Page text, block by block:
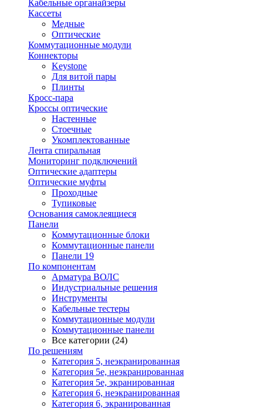
Кабельные органайзеры
Кассеты
Медные
Оптические
Коммутационные модули
Коннекторы
Keystone
Для витой пары
Плинты
Кросс-пара
Кроссы оптические
Настенные
Стоечные
Укомплектованные
Лента спиральная
Мониторинг подключений
Оптические адаптеры
Оптические муфты
Проходные
Тупиковые
Основания самоклеящиеся
Панели
Коммутационные блоки
Коммутационные панели
Панели 19
По компонентам
Арматура ВОЛС
Индустриальные решения
Инструменты
Кабельные тестеры
Коммутационные модули
Коммутационные панели
Все категории (24)
По решениям
Категория 5, неэкранированная
Категория 5е, неэкранированная
Категория 5е, экранированная
Категория 6, неэкранированная
Категория 6, экранированная